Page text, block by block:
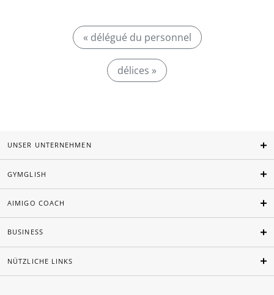
« délégué du personnel
délices »
UNSER UNTERNEHMEN
GYMGLISH
AIMIGO COACH
BUSINESS
NÜTZLICHE LINKS